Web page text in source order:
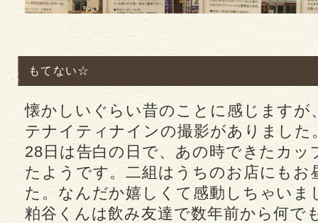
もてない☆
懐かしいぐらい昔のことに感じますが
テナイティナインの撮影がありました
28日は告白の日で、あの時できたカッ
たようです。二組はうちのお店にもお
た。なんだか嬉しくて感動しちゃいま
粕谷くんは飲み友達で数年前から何で